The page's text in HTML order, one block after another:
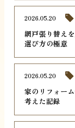
網戸張り替え
選び方の極意
2026.05.20
家のリフォー
考えた記録
2026.05.20